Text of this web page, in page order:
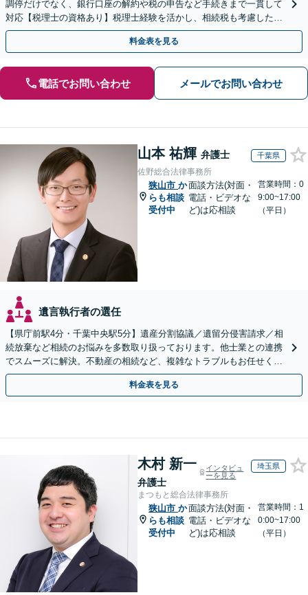
調停だけでなく、銀行口座の解約や税の申告など手続きまで一貫して
対応【税理士の資格あり】税理士経験を活かし、相続税も考慮した相
続手続きもお任せください【初回相談無料】生前贈与も対応
料金表を見る
電話でお問い合わせ メールでお問い合わせ
山本 祐輝 弁護士 千葉県
佐野総合法律事務所
狭山市 か
らも相談
受付中
面談方法(対面・
電話・ビデオな
ど)は応相談
営業時間：0
9:00~17:00
（平日）
遺言執行者の選任
【県庁前駅4分・千葉中央駅5分】遺産分割協議／遺留分侵害請求／相
続放棄など相続のお悩みを多数取り扱っております。他士業との連携
でスムーズに解決。不動産の相続など、複雑なトラブルもお任せくだ
さい。【初回面談相談30分無料】
料金表を見る
木村 新一
弁護士
インタビュ
ーを見る
埼玉県
まつもと総合法律事務所
狭山市 か
らも相談
受付中
面談方法(対面・
電話・ビデオな
ど)は応相談
営業時間：1
0:00~17:00
（平日）